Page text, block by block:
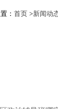
： 首页 >新闻动